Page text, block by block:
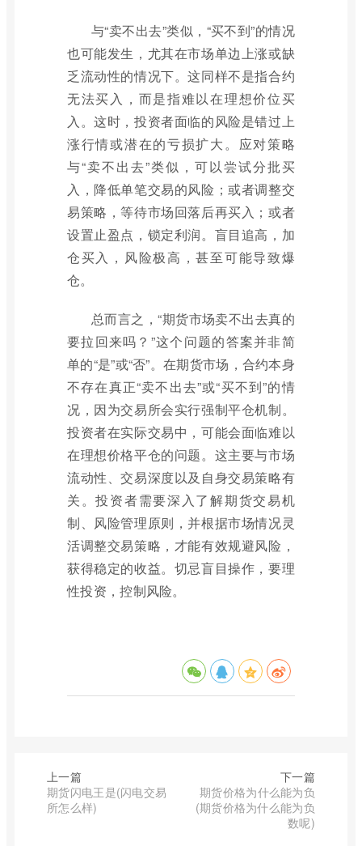
与“卖不出去”类似，“买不到”的情况
也可能发生，尤其在市场单边上涨或缺
乏流动性的情况下。这同样不是指合约
无法买入，而是指难以在理想价位买
入。这时，投资者面临的风险是错过上
涨行情或潜在的亏损扩大。应对策略
与“卖不出去”类似，可以尝试分批买
入，降低单笔交易的风险；或者调整交
易策略，等待市场回落后再买入；或者
设置止盈点，锁定利润。盲目追高，加
仓买入，风险极高，甚至可能导致爆
仓。
总而言之，“期货市场卖不出去真的
要拉回来吗？”这个问题的答案并非简
单的“是”或“否”。在期货市场，合约本身
不存在真正“卖不出去”或“买不到”的情
况，因为交易所会实行强制平仓机制。
投资者在实际交易中，可能会面临难以
在理想价格平仓的问题。这主要与市场
流动性、交易深度以及自身交易策略有
关。投资者需要深入了解期货交易机
制、风险管理原则，并根据市场情况灵
活调整交易策略，才能有效规避风险，
获得稳定的收益。切忌盲目操作，要理
性投资，控制风险。
上一篇
期货闪电王是(闪电交易
所怎么样)
下一篇
期货价格为什么能为负
(期货价格为什么能为负
数呢)